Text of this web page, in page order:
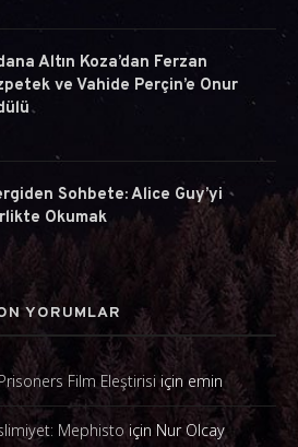
Altın Koza’dan Ferzan
ve Vahide Perçin’e Onur
Sohbete: Alice Guy’yi
Okumak
YORUMLAR
Film Eleştirisi için emin
Mephisto için Nur Olcay